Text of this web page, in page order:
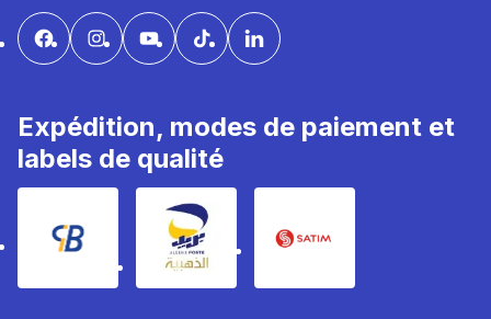
Expédition, modes de paiement et
labels de qualité